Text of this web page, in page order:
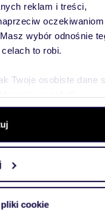
reklam i treści,
oczekiwaniom
wybór odnośnie
to robi.
Twoje osobiste dane
możesz zmienić
i analizować ruch w
z naszej witryny,
te informacje z
cookie
37,59